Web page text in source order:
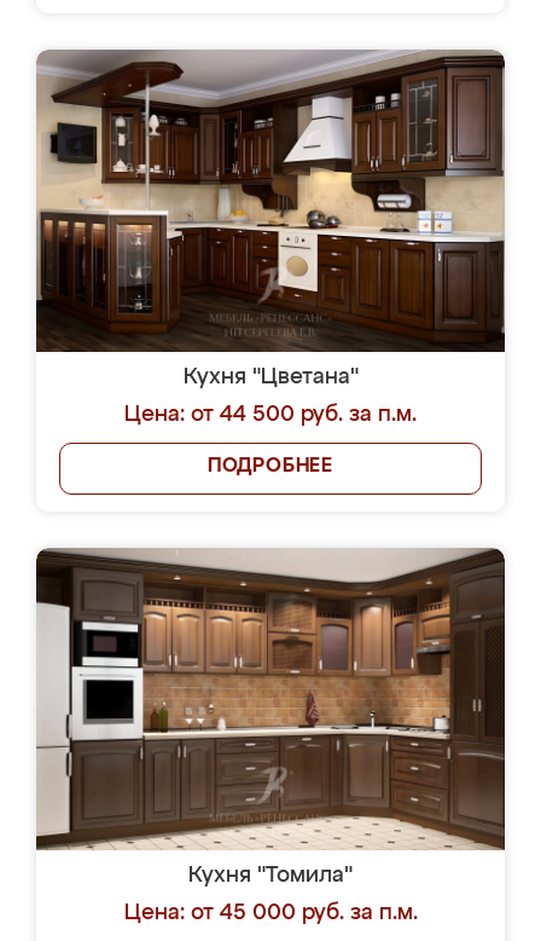
Кухня "Цветана"
Цена: от 44 500 руб. за п.м.
ПОДРОБНЕЕ
Кухня "Томила"
Цена: от 45 000 руб. за п.м.